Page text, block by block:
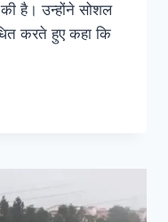
है। उन्होंने सोशल
करते हुए कहा कि